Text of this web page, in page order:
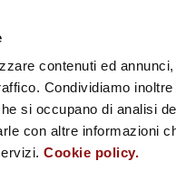
contenuti ed
Condividiamo
si occupano di analisi
con altre informazioni
Cookie policy.
MUSEO
Pasta
MUSEO DEL
Culatello